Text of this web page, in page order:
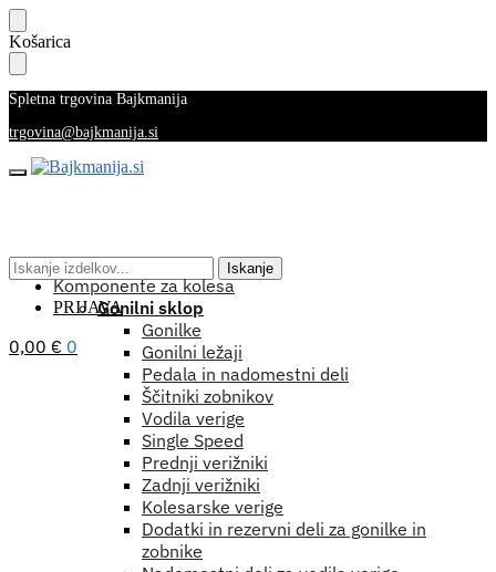
Skip
to
navigation
Skip
to
content
Košarica
Spletna trgovina Bajkmanija
trgovina@bajkmanija.si
Išči: Iskanje
PRIJAVA
0,00 € 0
Komponente za kolesa
Gonilni sklop
Gonilke
Gonilni ležaji
Pedala in nadomestni deli
Ščitniki zobnikov
Vodila verige
Single Speed
Prednji verižniki
Zadnji verižniki
Kolesarske verige
Dodatki in rezervni deli za gonilke in
zobnike